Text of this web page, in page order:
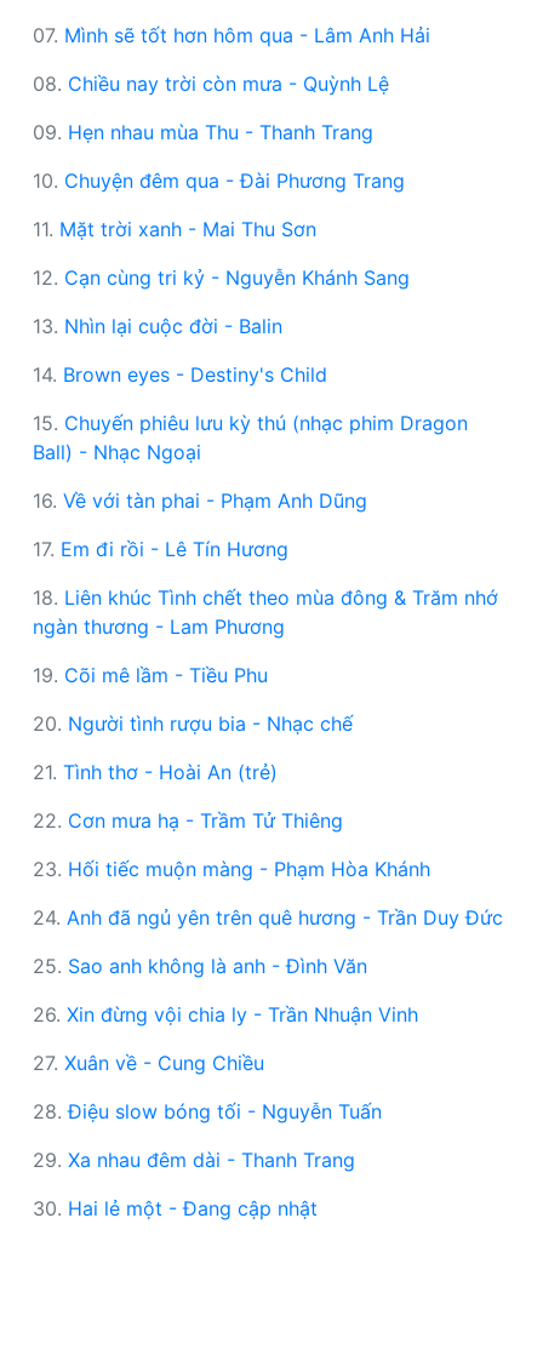
07. Mình sẽ tốt hơn hôm qua - Lâm Anh Hải
08. Chiều nay trời còn mưa - Quỳnh Lệ
09. Hẹn nhau mùa Thu - Thanh Trang
10. Chuyện đêm qua - Đài Phương Trang
11. Mặt trời xanh - Mai Thu Sơn
12. Cạn cùng tri kỷ - Nguyễn Khánh Sang
13. Nhìn lại cuộc đời - Balin
14. Brown eyes - Destiny's Child
15. Chuyến phiêu lưu kỳ thú (nhạc phim Dragon
Ball) - Nhạc Ngoại
16. Về với tàn phai - Phạm Anh Dũng
17. Em đi rồi - Lê Tín Hương
18. Liên khúc Tình chết theo mùa đông & Trăm nhớ
ngàn thương - Lam Phương
19. Cõi mê lầm - Tiều Phu
20. Người tình rượu bia - Nhạc chế
21. Tình thơ - Hoài An (trẻ)
22. Cơn mưa hạ - Trầm Tử Thiêng
23. Hối tiếc muộn màng - Phạm Hòa Khánh
24. Anh đã ngủ yên trên quê hương - Trần Duy Đức
25. Sao anh không là anh - Đình Văn
26. Xin đừng vội chia ly - Trần Nhuận Vinh
27. Xuân về - Cung Chiều
28.Điệu slow bóng tối - Nguyễn Tuấn
29. Xa nhau đêm dài - Thanh Trang
30. Hai lẻ một - Đang cập nhật